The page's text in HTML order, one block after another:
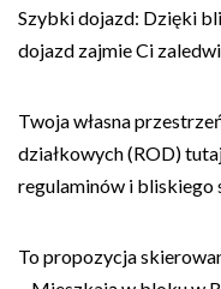
Szybki dojazd: Dzięki
dojazd zajmie Ci
Twoja własna
działkowych (ROD)
regulaminów i bliskiego
To propozycja